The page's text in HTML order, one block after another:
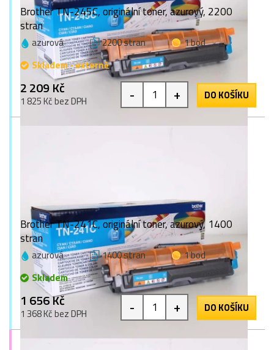
Brother TN-245C, originální toner, azurový, 2200
stran
azurová 2200 stran
1 bod
Skladem - externě
2 209 Kč
1 825 Kč bez DPH - + DO KOŠÍKU
Brother TN-241C, originální toner, azurový, 1400
stran
azurová 1400 stran
1 bod
Skladem
1 656 Kč
1 368 Kč bez DPH - + DO KOŠÍKU